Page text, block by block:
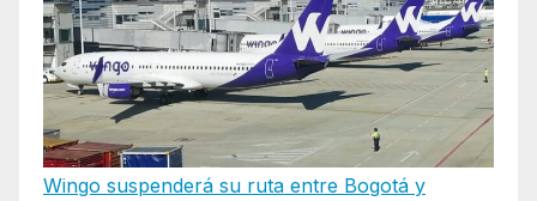
Wingo suspenderá su ruta entre Bogotá y